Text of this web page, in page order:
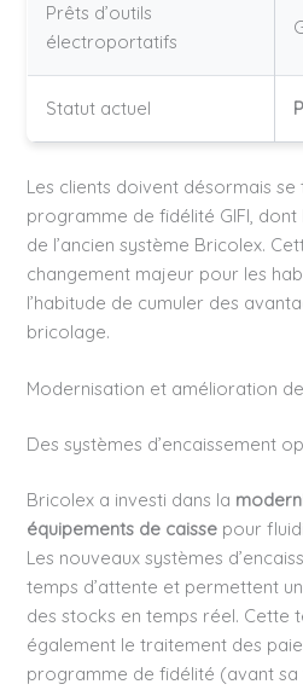
Prêts d’outils
électroportatifs
Statut actuel
Les clients doivent désormais
programme de fidélité GIFI,
de l’ancien système Bricolex.
changement majeur pour les
l’habitude de cumuler des
bricolage.
Modernisation et amélioration
Des systèmes d’encaissement
Bricolex a investi dans la
équipements de caisse pour
Les nouveaux systèmes
temps d’attente et permettent
des stocks en temps réel. Cette
également le traitement des
programme de fidélité (avant sa